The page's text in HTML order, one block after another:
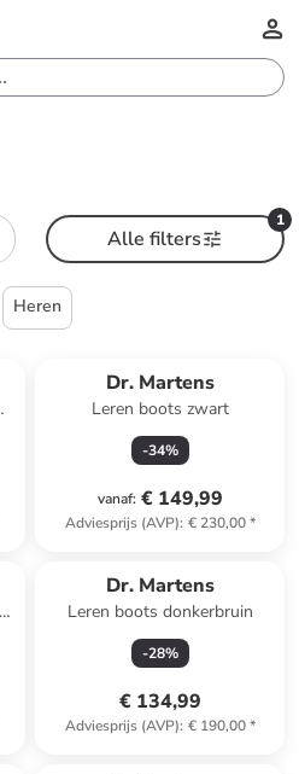
1
Alle filters
Heren
Dr. Martens
Leren boots zwart
-34%
vanaf: € 149,99
Adviesprijs (AVP): € 230,00*
Dr. Martens
Leren boots donkerbruin
-28%
€ 134,99
Adviesprijs (AVP): € 190,00*